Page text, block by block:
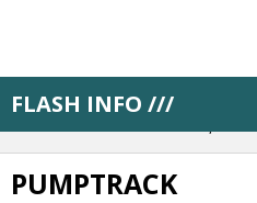
principal
FLASH INFO ///
Accueil Résa pas à pas
PUMPTRACK